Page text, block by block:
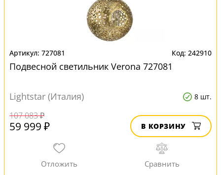
727081 242910
Подвесной светильник Verona 727081
Lightstar (Италия) 8 шт.
107 083 ₽
59 999 ₽ В КОРЗИНУ